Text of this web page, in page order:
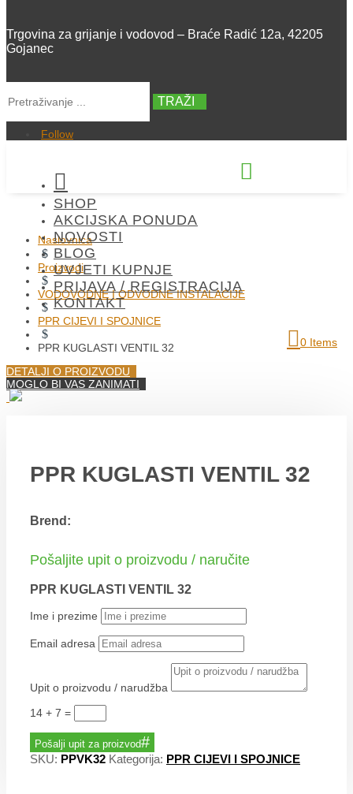
Trgovina za grijanje i vodovod – Braće Radić 12a, 42205
Gojanec
TRAŽI
Follow


SHOP
AKCIJSKA PONUDA
NOVOSTI
BLOG
UVJETI KUPNJE
PRIJAVA / REGISTRACIJA
KONTAKT
0 Items
Naslovnica
$
Proizvodi
$
VODOVODNE I ODVODNE INSTALACIJE
$
PPR CIJEVI I SPOJNICE
$
PPR KUGLASTI VENTIL 32
DETALJI O PROIZVODU
MOGLO BI VAS ZANIMATI
PPR KUGLASTI VENTIL 32
Brend:
Pošaljite upit o proizvodu / naručite
PPR KUGLASTI VENTIL 32
Ime i prezime
Email adresa
Upit o proizvodu / narudžba
14 + 7 =
Pošalji upit za proizvod
SKU: PPVK32 Kategorija: PPR CIJEVI I SPOJNICE